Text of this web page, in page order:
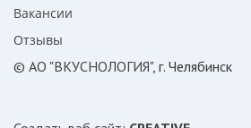
Вакансии
Отзывы
© АО "ВКУСНОЛОГИЯ", г. Челябинск